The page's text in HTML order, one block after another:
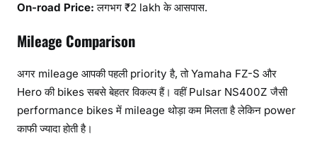
On-road Price: लगभग ₹2 lakh के आसपास.
Mileage Comparison
अगर mileage आपकी पहली priority है, तो Yamaha FZ-S और
Hero की bikes सबसे बेहतर विकल्प हैं। वहीं Pulsar NS400Z जैसी
performance bikes में mileage थोड़ा कम मिलता है लेकिन power
काफी ज्यादा होती है।